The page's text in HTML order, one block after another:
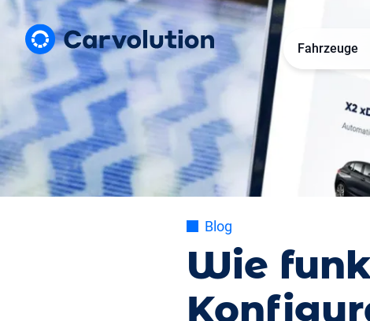
Fahrzeuge
Blog
Wie